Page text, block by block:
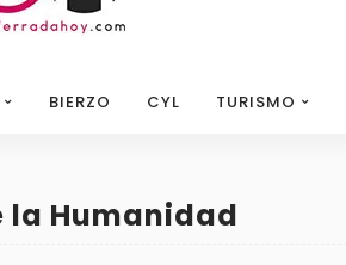
BIERZO CYL TURISMO
la Humanidad